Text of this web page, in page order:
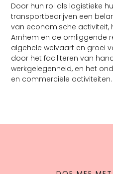
Door hun rol als logistieke
transportbedrijven een
van economische activiteit,
Arnhem en de omliggende
algehele welvaart en groei
door het faciliteren van
werkgelegenheid, en het
en commerciële activiteiten.